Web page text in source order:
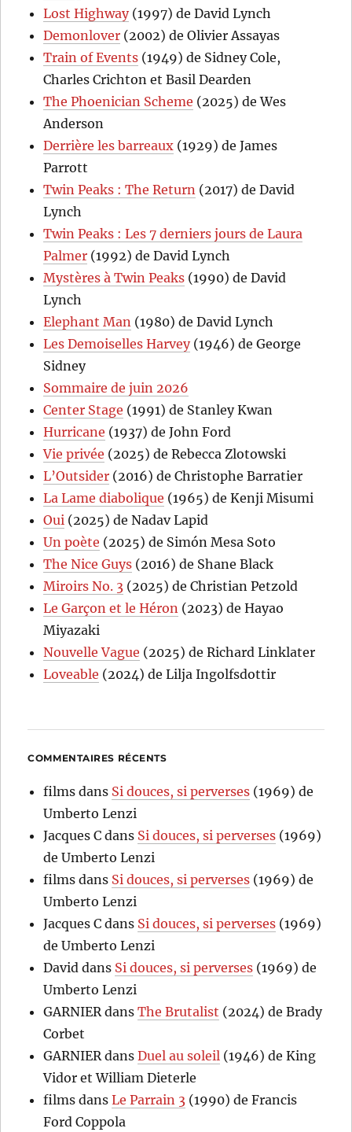
Lost Highway(1997) de David Lynch
Demonlover (2002) de Olivier Assayas
Train of Events (1949) de Sidney Cole,
Charles Crichton et Basil Dearden
The Phoenician Scheme (2025) de Wes
Anderson
Derrière les barreaux (1929) de James
Parrott
Twin Peaks : The Return (2017) de David
Lynch
Twin Peaks : Les 7 derniers jours de Laura
Palmer (1992) de David Lynch
Mystères à Twin Peaks (1990) de David
Lynch
Elephant Man (1980) de David Lynch
Les Demoiselles Harvey(1946) de George
Sidney
Sommaire de juin 2026
Center Stage (1991) de Stanley Kwan
Hurricane (1937) de John Ford
Vie privée (2025) de Rebecca Zlotowski
L’Outsider (2016) de Christophe Barratier
La Lame diabolique (1965) de Kenji Misumi
Oui (2025) de Nadav Lapid
Un poète (2025) de Simón Mesa Soto
The Nice Guys (2016) de Shane Black
Miroirs No. 3 (2025) de Christian Petzold
Le Garçon et le Héron (2023) de Hayao
Miyazaki
Nouvelle Vague (2025) de Richard Linklater
Loveable (2024) de Lilja Ingolfsdottir
COMMENTAIRES RÉCENTS
films dans Si douces, si perverses (1969) de
Umberto Lenzi
Jacques C dans Si douces, si perverses (1969)
de Umberto Lenzi
films dans Si douces, si perverses (1969) de
Umberto Lenzi
Jacques C dans Si douces, si perverses (1969)
de Umberto Lenzi
David dans Si douces, si perverses (1969) de
Umberto Lenzi
GARNIER dansThe Brutalist (2024) de Brady
Corbet
GARNIER dansDuel au soleil (1946) de King
Vidor et William Dieterle
films dansLe Parrain 3 (1990) de Francis
Ford Coppola